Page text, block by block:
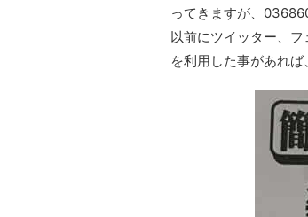
ってきますが、
以前にツイッター、
を利用した事があれば